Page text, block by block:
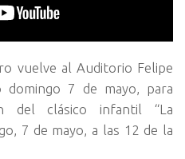
vuelve al Auditorio Felipe
7 de mayo, para
del clásico infantil “La
7 de mayo, a las 12 de la